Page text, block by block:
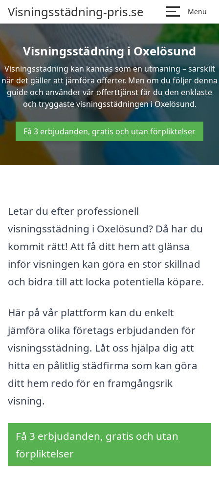
Visningsstädning-pris.se Menu
Visningsstädning i Oxelösund
Visningsstädning kan kännas som en utmaning – särskilt
när det gäller att jämföra offerter. Men om du följer denna
guide och använder vår offerttjänst får du den enklaste
och tryggaste visningsstädningen i Oxelösund.
Få 3 erbjudanden, gratis och utan förpliktelser
Letar du efter professionell
visningsstädning i Oxelösund? Då har du
kommit rätt! Att få ditt hem att glänsa
inför visningen kan göra en stor skillnad
och bidra till att locka potentiella köpare.
Här på vår plattform kan du enkelt
jämföra olika företags erbjudanden för
visningsstädning. Låt oss hjälpa dig att
hitta en pålitlig städfirma som kan göra
ditt hem redo för en framgångsrik
visning.
Få 3 erbjudanden, gratis och utan
förpliktelser